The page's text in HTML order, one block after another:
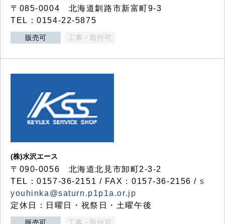
〒085-0004 北海道釧路市新富町9-3
TEL：0154-22-5875
販売可 工事・取付可
(株)水沢エース
〒090-0056 北海道北見市卸町2-3-2
TEL：0157-36-2151 / FAX：0157-36-2156 / s
youhinka@saturn.p1p1a.or.jp
定休日：日曜日・祝祭日・土曜午後